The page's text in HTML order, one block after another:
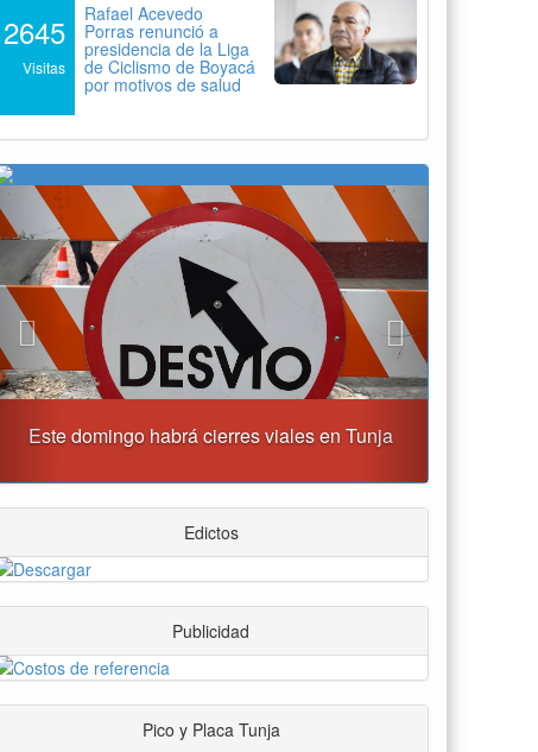
2645
Visitas
Rafael Acevedo
Porras renunció a
presidencia de la Liga
de Ciclismo de Boyacá
por motivos de salud
Este domingo habrá cierres viales en Tunja
Previous Next
Edictos
Publicidad
Pico y Placa Tunja